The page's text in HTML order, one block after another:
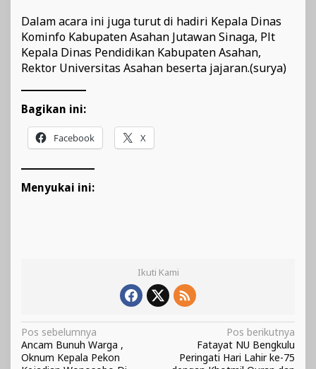
Dalam acara ini juga turut di hadiri Kepala Dinas
Kominfo Kabupaten Asahan Jutawan Sinaga, Plt
Kepala Dinas Pendidikan Kabupaten Asahan,
Rektor Universitas Asahan beserta jajaran.(surya)
Bagikan ini:
Facebook X
Menyukai ini:
Ikuti Kami
Navigasi
pos
Pos sebelumnya
Ancam Bunuh Warga ,
Oknum Kepala Pekon
Pos berikutnya
Fatayat NU Bengkulu
Peringati Hari Lahir ke-75